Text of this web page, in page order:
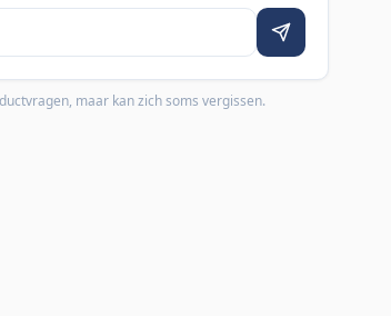
maar kan zich soms vergissen.